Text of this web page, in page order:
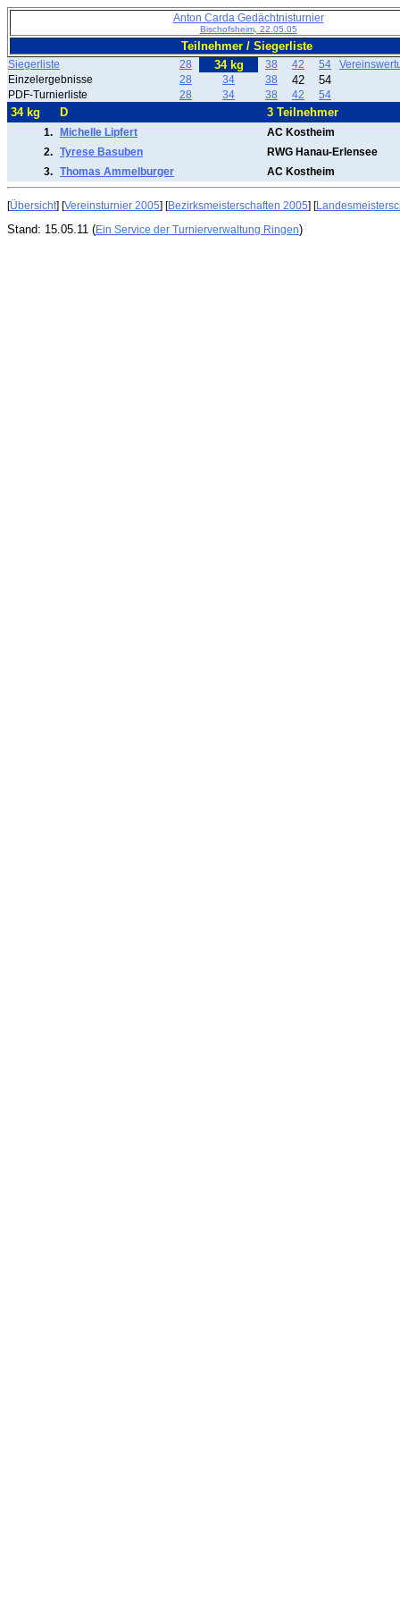
Anton Carda Gedächtnisturnier
Bischofsheim, 22.05.05
Teilnehmer / Siegerliste
Siegerliste 28 34 kg 38 42 54
Einzelergebnisse
28 34 38 42 54
PDF-Turnierliste 28 34 38 42 54
34 kg D 3 Teilnehmer
1. Michelle Lipfert
AC Kostheim
2. Tyrese Basuben
RWG Hanau-Erlensee
3. Thomas Ammelburger AC Kostheim
[Übersicht] [Vereinsturnier 2005] [Bezirksmeisterschaften 2005] [
Stand: 15.05.11 (Ein Service der Turnierverwaltung Ringen)